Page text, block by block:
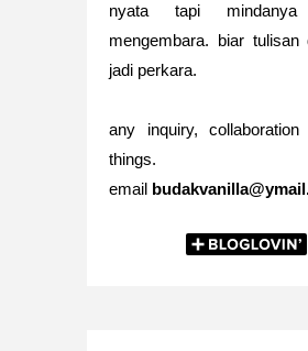
nyata tapi mindanya
mengembara. biar tulisan
jadi perkara.
any inquiry,
things.
email